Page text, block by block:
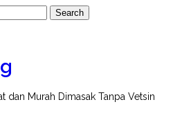
dan Murah Dimasak Tanpa Vetsin